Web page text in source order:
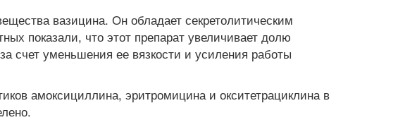
вазицина. Он обладает секретолитическим
показали, что этот препарат увеличивает долю
счет уменьшения ее вязкости и усиления работы
амоксициллина, эритромицина и окситетрациклина в